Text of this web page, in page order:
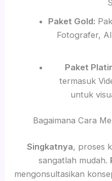
Paket Gold:
Fotografer,
Paket
termasuk
untuk
Bagaimana Cara
Singkatnya, proses
sangatlah mudah.
mengonsultasikan